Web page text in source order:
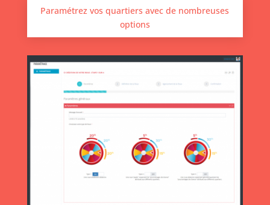
Paramétrez vos quartiers avec de nombreuses
options